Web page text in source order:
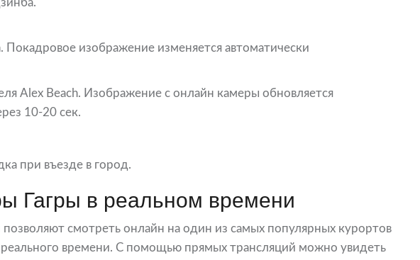
Покадровое изображение изменяется автоматически
Alex Beach. Изображение с онлайн камеры обновляется
10-20 сек.
при въезде в город.
Гагры в реальном времени
позволяют смотреть онлайн на один из самых популярных курортов
времени. С помощью прямых трансляций можно увидеть